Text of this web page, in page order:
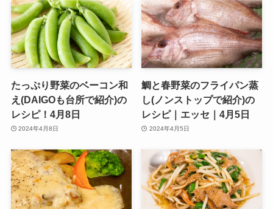
たっぷり野菜のベーコン和
え(DAIGOも台所で紹介)の
レシピ！4月8日
2024年4月8日
鯛と春野菜のフライパン蒸
し(ノンストップで紹介)の
レシピ｜エッセ｜4月5日
2024年4月5日